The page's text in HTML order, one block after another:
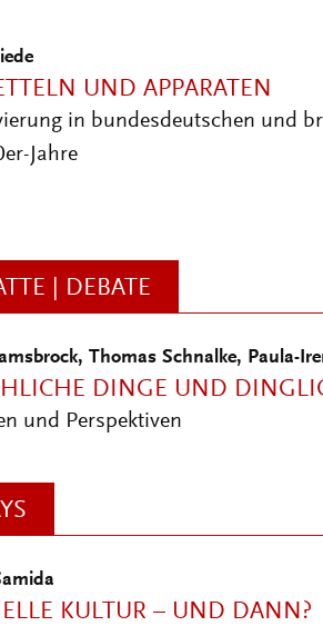
UND APPARATEN
in bundesdeutschen und
Jahre
| DEBATE
, Thomas Schnalke, Paula-
DINGE UND
und Perspektiven
KULTUR – UND DANN?